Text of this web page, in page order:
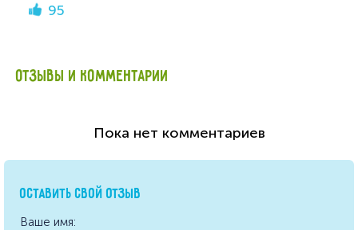
95
ОТЗЫВЫ И КОММЕНТАРИИ
Пока нет комментариев
ОСТАВИТЬ СВОЙ ОТЗЫВ
Ваше имя: